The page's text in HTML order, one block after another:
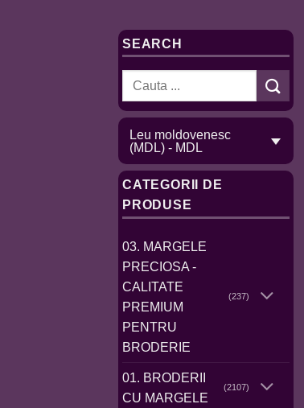
SEARCH
Caută
Leu moldovenesc
(MDL) - MDL
CATEGORII DE
PRODUSE
03. MARGELE
PRECIOSA -
CALITATE
PREMIUM
PENTRU
BRODERIE
(237)
01. BRODERII
CU MARGELE
(2107)